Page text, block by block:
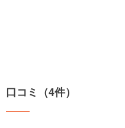
口コミ（4件）